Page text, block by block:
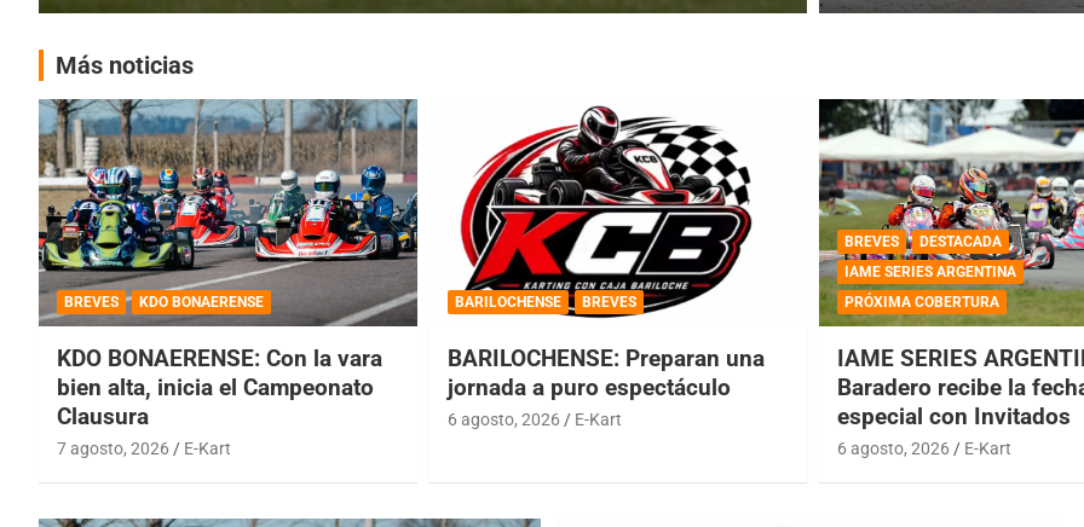
Más noticias
BREVES KDO BONAERENSE
KDO BONAERENSE: Con la vara
bien alta, inicia el Campeonato
Clausura
7 agosto, 2026 E-Kart
BARILOCHENSE BREVES
BARILOCHENSE: Preparan una
jornada a puro espectáculo
6 agosto, 2026 E-Kart
BREVES
DESTACADA
IAME SERIES ARGENTINA
PRÓXIMA COBERTURA
IAME SERIES
Baradero recibe la
especial con Invitados
6 agosto, 2026 E-Kart